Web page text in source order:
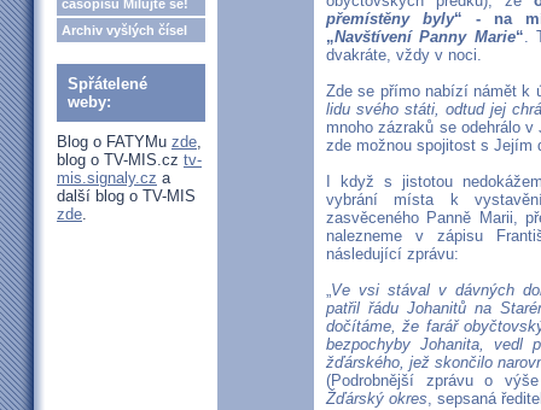
časopisu Milujte se!
Archiv vyšlých čísel
Spřátelené
weby:
Blog o FATYMu zde,
blog o TV-MIS.cz tv-
mis.signaly.cz a
další blog o TV-MIS
zde.
přemístěny byly“ - na
„Navštívení Panny Marie“.
dvakráte, vždy v noci.
Zde se přímo nabízí námět k
lidu svého státi, odtud jej
mnoho zázraků se odehrálo
zde možnou spojitost s Jejím
I když s jistotou
vybrání místa k
zasvěceného Panně Marii,
nalezneme v zápisu
následující zprávu:
„Ve vsi stával v dávných
patřil řádu Johanitů na
dočítáme, že farář
bezpochyby Johanita, vedl
žďárského, jež skončilo
(Podrobnější zprávu o
Žďárský okres, sepsaná